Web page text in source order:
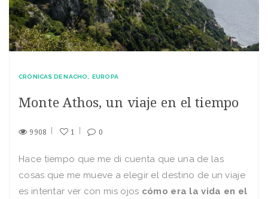
CRÓNICAS DE NACHO EUROPA
Monte Athos, un viaje en el tiempo
9908 1 0
Hace tiempo que me di cuenta que una de las
cosas que me mueve a elegir el destino de un viaje
es intentar ver con mis ojos cómo era la vida en el